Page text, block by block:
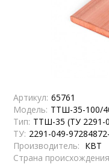
Артикул: 65761
Модель: ТТШ-35-100/
Тип: ТТШ-35 (ТУ 2291-
ТУ: 2291-049-
Производитель: КВТ
Страна